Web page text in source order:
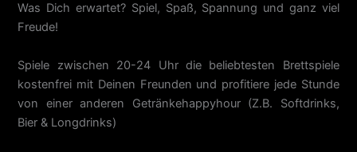
Was Dich erwartet? Spiel, Spaß, Spannung und ganz viel
Freude!
Spiele zwischen 20-24 Uhr die beliebtesten Brettspiele
kostenfrei mit Deinen Freunden und profitiere jede Stunde
von einer anderen Getränkehappyhour (Z.B. Softdrinks,
Bier & Longdrinks)